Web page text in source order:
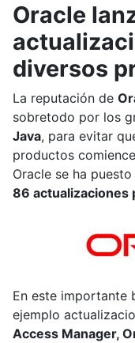
Oracle
diversos
La reputación de
sobretodo por los
Java, para evitar
productos
Oracle se ha
86 actualizaciones
En este importante
ejemplo
Access Manager,